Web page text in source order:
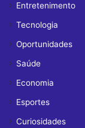
Entretenimento
Tecnologia
Oportunidades
Saúde
Economia
Esportes
Curiosidades